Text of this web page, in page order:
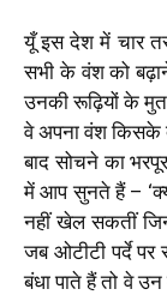
यूँ इस देश में चार
सभी के वंश को बढ़ाने
उनकी रूढ़ियों के
वे अपना वंश किसके
बाद सोचने का
में आप सुनते हैं –
नहीं खेल सकतीं
जब ओटीटी पर्दे पर
बंधा पाते हैं तो वे उन